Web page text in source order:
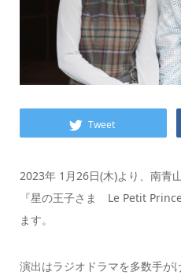
Tweet
2023年 1月26日(木)より、南青
『星の王子さま Le Petit
ます。
演出はラジオドラマを多数手が